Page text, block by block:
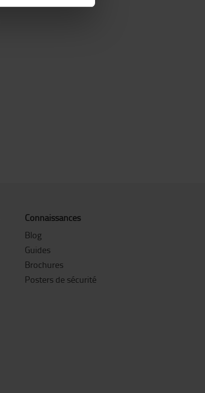
Connaissances
Blog
Guides
Brochures
Posters de sécurité